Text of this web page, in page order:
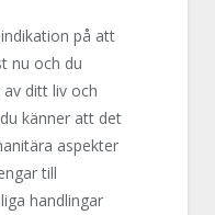
på att
nu och du
ditt liv och
känner att det
aspekter
till
handlingar